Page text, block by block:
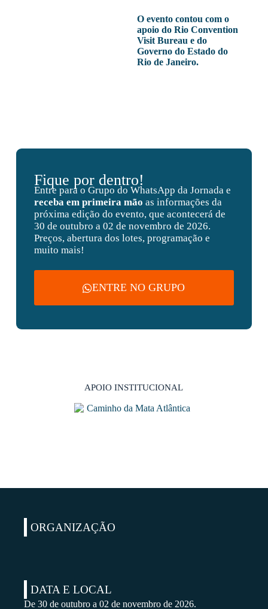
O evento contou com o
apoio do Rio Convention
Visit Bureau e do
Governo do Estado do
Rio de Janeiro.
Fique por dentro!
Entre para o Grupo do WhatsApp da Jornada e
receba em primeira mão as informações da
próxima edição do evento, que acontecerá de
30 de outubro a 02 de novembro de 2026.
Preços, abertura dos lotes, programação e
muito mais!
ENTRE NO GRUPO
APOIO INSTITUCIONAL
ORGANIZAÇÃO
DATA E LOCAL
De 30 de outubro a 02 de novembro de 2026.